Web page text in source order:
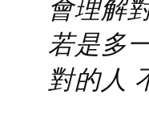
會理解
若是多
對的人